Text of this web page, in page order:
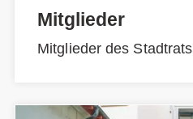
Mitglieder
Mitglieder des Stadtrats